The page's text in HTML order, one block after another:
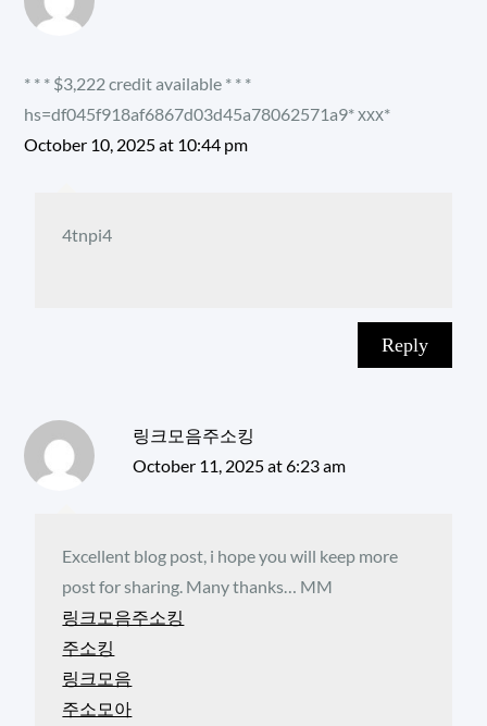
* * * $3,222 credit available * * *
hs=df045f918af6867d03d45a78062571a9* ххх*
October 10, 2025 at 10:44 pm
4tnpi4
Reply
링크모음주소킹
October 11, 2025 at 6:23 am
Excellent blog post, i hope you will keep more
post for sharing. Many thanks… MM
링크모음주소킹
주소킹
링크모음
주소모아